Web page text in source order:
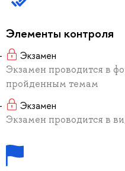
Элементы контроля
Экзамен
Экзамен проводится в
пройденным темам
Экзамен
Экзамен проводится в